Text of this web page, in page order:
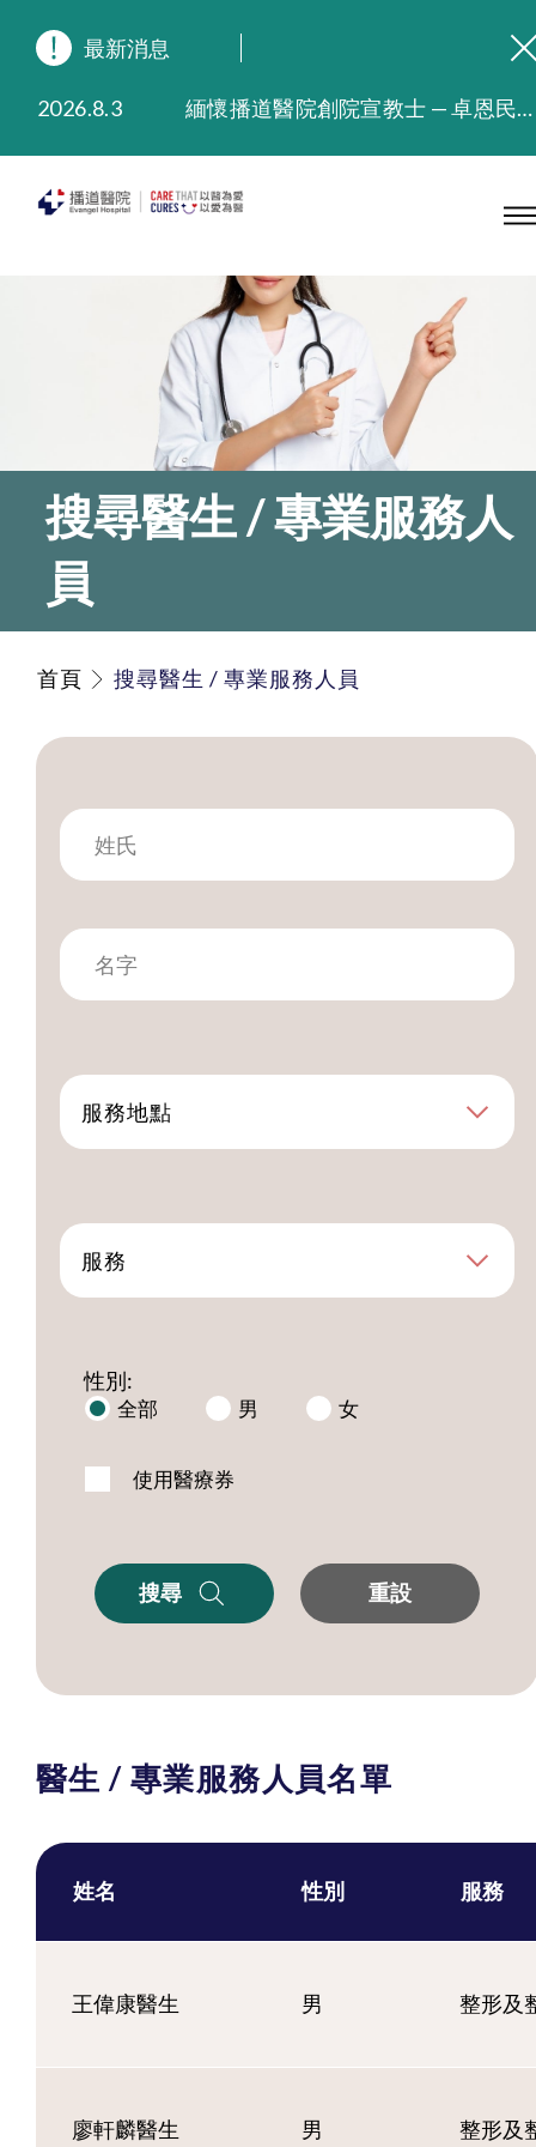
最新消息
2026.8.3
緬懷播道醫院創院宣教士 — 卓恩民醫生香港追思會
2025.9.23
本院在暴雨或颱風警告信號 (包括黑色暴雨及8號或以上熱帶氣旋警告信號) 下，仍會維持有限度服務。如有查詢，可致電2711 5222。
搜尋醫生 / 專業服務人
員
首頁 搜尋醫生 / 專業服務人員
服務地點
服務
性別:
全部 男 女
使用醫療券
搜尋 重設
醫生 / 專業服務人員名單
姓名 性別 服務
王偉康醫生 男 整形及
廖軒麟醫生 男 整形及